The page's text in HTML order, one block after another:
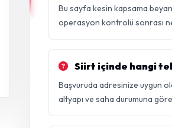
Bu sayfa kesin kapsama
operasyon kontrolü sonrası
Siirt içinde hangi
Başvuruda adresinize uygun
altyapı ve saha durumuna